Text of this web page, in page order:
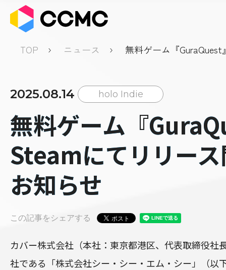
TOP ニュース
無料ゲーム『
2025.08.14 holo Indie
無料ゲーム『
Steamにてリリー
お知らせ
この記事をシェアする
カバー株式会社（本社：東京都港区、代表取締役社
社である「株式会社シー・シー・エム・シー」（以